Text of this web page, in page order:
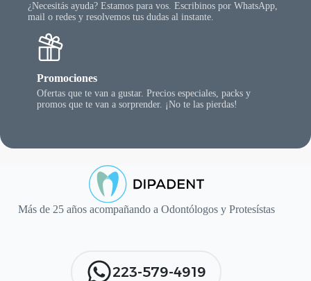
¿Necesitás ayuda? Estamos para vos. Escribinos por WhatsApp,
mail o redes y resolvemos tus dudas al instante.
Promociones
Ofertas que te van a gustar. Precios especiales, packs y
promos que te van a sorprender. ¡No te las pierdas!
Más de 25 años acompañando a Odontólogos y Protesístas
223-579-4919